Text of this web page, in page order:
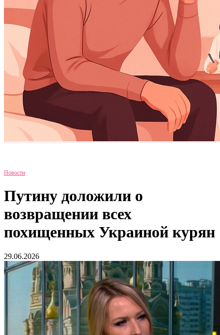
Новости
Путину доложили о
возвращении всех
похищенных Украиной курян
29.06.2026